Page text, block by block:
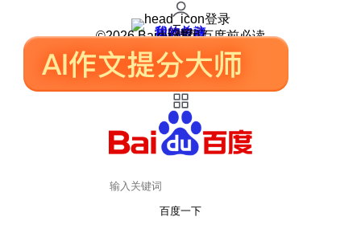
登录
我的关注
我的收藏
皮肤中心
用户反馈
设置
©2026 Baidu 使用百度前必读
百度一下